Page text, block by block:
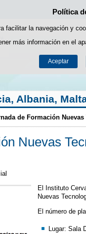
Política
facilitar la navegación y
más información en el
Aceptar
Albania,
de Formación
Nuevas
El Instituto
Nuevas
El número de
Lugar: Sala